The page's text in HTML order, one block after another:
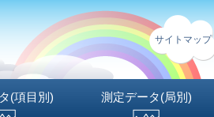
サイトマップ
(項目別) 測定データ(局別)